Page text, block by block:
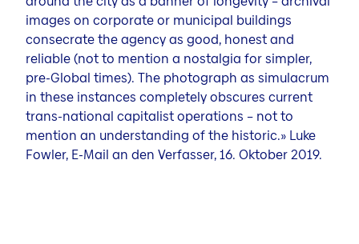
images on corporate or municipal buildings
consecrate the agency as good, honest and
reliable (not to mention a nostalgia for simpler,
pre-Global times). The photograph as simulacrum
in these instances completely obscures current
trans-national capitalist operations – not to
mention an understanding of the historic.» Luke
Fowler, E-Mail an den Verfasser, 16. Oktober 2019.